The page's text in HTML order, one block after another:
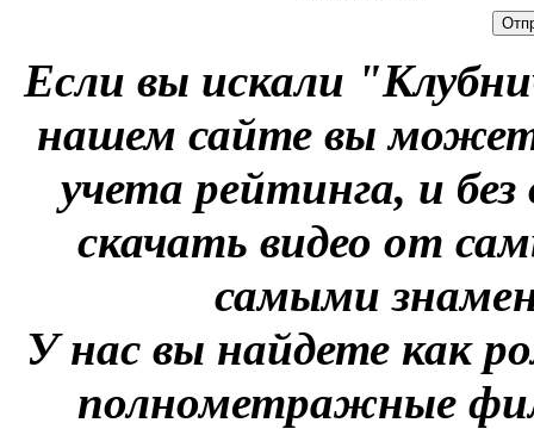
Если вы искали
нашем сайте вы
учета рейтинга, и
скачать видео от
самыми
У нас вы найдете как
полнометражные